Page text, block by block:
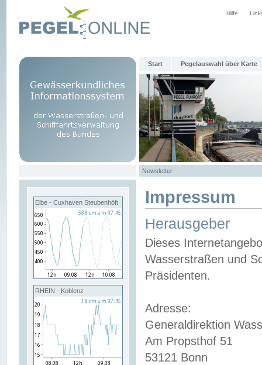
Hilfe
Start Pegelauswahl über Karte
Newsletter
Elbe - Cuxhaven Steubenhöft
RHEIN - Koblenz
Impressum
Herausgeber
Dieses
Wasserstraßen und
Präsidenten.
Adresse:
Generaldirektion
Am Propsthof 51
53121 Bonn